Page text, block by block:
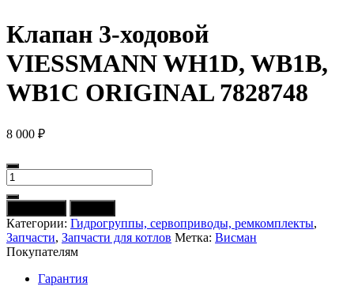
Клапан 3-ходовой
VIESSMANN WH1D, WB1B,
WB1C ORIGINAL 7828748
8 000 ₽
Количество
товара
Клапан
3-
ходовой
VIESSMANN
WH1D,
WB1B,
Категории: Гидрогруппы, сервоприводы, ремкомплекты,
Запчасти, Запчасти для котлов Метка: Висман
Покупателям
Гарантия